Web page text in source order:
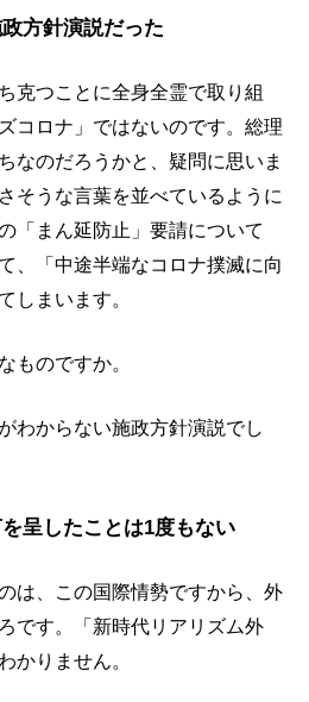
方針演説だった
克つことに全身全霊で取り組
コロナ」ではないのです。総理
なのだろうかと、疑問に思いま
そうな言葉を並べているように
「まん延防止」要請について
、「中途半端なコロナ撲滅に向
しまいます。
ものですか。
わからない施政方針演説でし
呈したことは1度もない
は、この国際情勢ですから、外
です。「新時代リアリズム外
かりません。